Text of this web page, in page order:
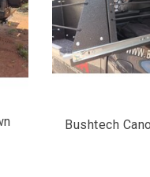
Bushtech